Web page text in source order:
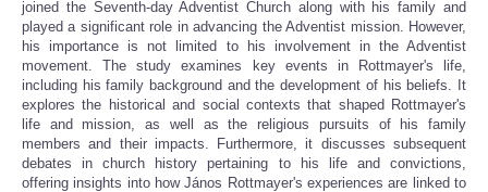
joined the Seventh-day Adventist Church along with his family and
played a significant role in advancing the Adventist mission. However,
his importance is not limited to his involvement in the Adventist
movement. The study examines key events in Rottmayer's life,
including his family background and the development of his beliefs. It
explores the historical and social contexts that shaped Rottmayer's
life and mission, as well as the religious pursuits of his family
members and their impacts. Furthermore, it discusses subsequent
debates in church history pertaining to his life and convictions,
offering insights into how János Rottmayer's experiences are linked to